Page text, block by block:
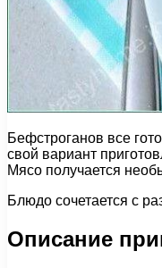
Бефстроганов все
свой вариант
Мясо получается
Блюдо сочетается с
Описание